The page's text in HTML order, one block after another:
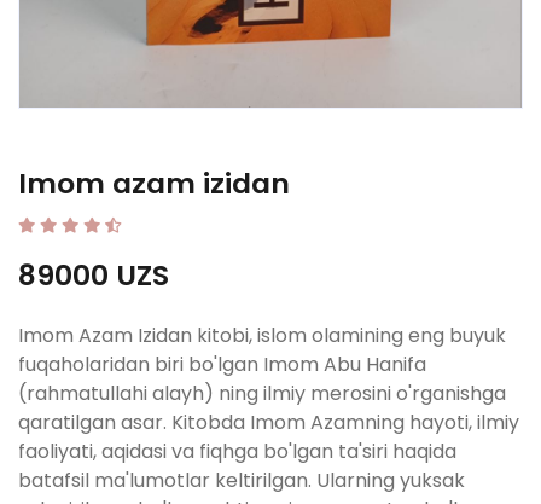
Imom azam izidan
89000 UZS
Imom Azam Izidan kitobi, islom olamining eng buyuk
fuqaholaridan biri bo'lgan Imom Abu Hanifa
(rahmatullahi alayh) ning ilmiy merosini o'rganishga
qaratilgan asar. Kitobda Imom Azamning hayoti, ilmiy
faoliyati, aqidasi va fiqhga bo'lgan ta'siri haqida
batafsil ma'lumotlar keltirilgan. Ularning yuksak